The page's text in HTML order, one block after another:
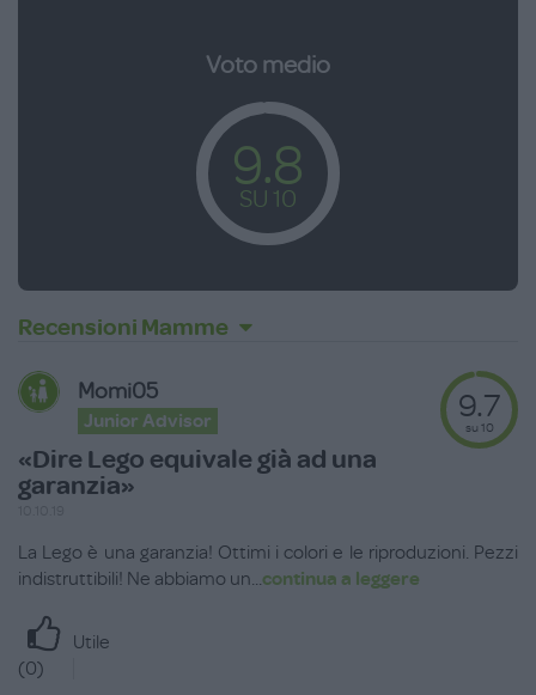
Voto medio
9.8
SU 10
Recensioni Mamme
Momi05
Junior Advisor
«Dire Lego equivale già ad una
garanzia»
9.7
su 10
La Lego è una garanzia! Ottimi i colori e le riproduzioni. Pezzi
indistruttibili! Ne abbiamo un...continua a leggere
Utile
(0)